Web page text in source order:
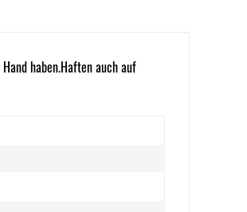
haben.Haften auch auf